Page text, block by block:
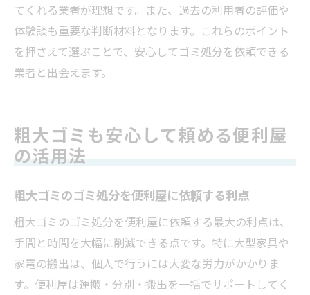
てくれる業者が理想です。また、過去の利用者の評価や
体験談も重要な判断材料となります。これらのポイント
を押さえて選ぶことで、安心してゴミ処分を依頼できる
業者と出会えます。
粗大ゴミも安心して頼める便利屋
の活用法
粗大ゴミのゴミ処分を便利屋に依頼する利点
粗大ゴミのゴミ処分を便利屋に依頼する最大の利点は、
手間と時間を大幅に削減できる点です。特に大型家具や
家電の搬出は、個人で行うには大変な労力がかかりま
す。便利屋は運搬・分別・搬出を一括でサポートしてく